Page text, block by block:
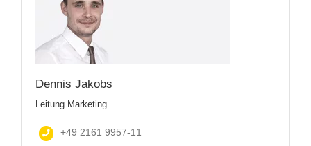
Dennis Jakobs
Leitung Marketing
+49 2161 9957-11